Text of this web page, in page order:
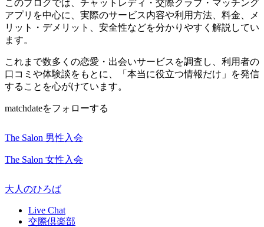
このブログでは、チャットレディ・交際クラブ・マッチング
アプリを中心に、実際のサービス内容や利用方法、料金、メ
リット・デメリット、安全性などを分かりやすく解説してい
ます。
これまで数多くの恋愛・出会いサービスを調査し、利用者の
口コミや体験談をもとに、「本当に役立つ情報だけ」を発信
することを心がけています。
matchdateをフォローする
The Salon 男性入会
The Salon 女性入会
大人のひろば
Live Chat
交際倶楽部